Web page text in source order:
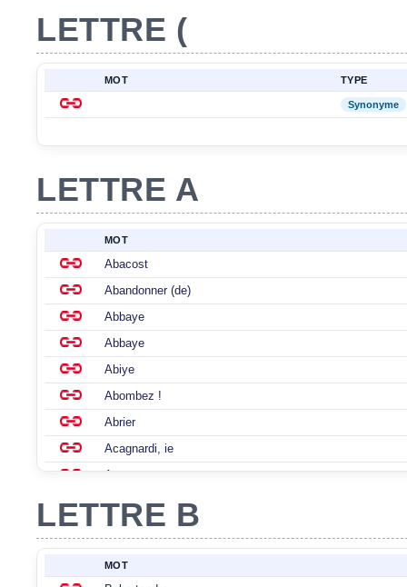
LETTRE (
MOT TYPE
Synonyme
LETTRE A
MOT
Abacost
Abandonner (de)
Abbaye
Abbaye
Abiye
Abombez !
Abrier
Acagnardi, ie
Accompagner
Accotage
LETTRE B
MOT